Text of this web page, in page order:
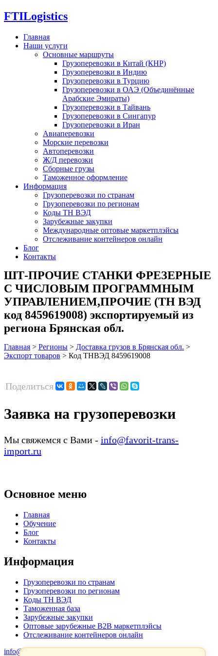
FTILogistics
Главная
Наши услуги
Основные маршруты
Грузоперевозки в Китай (КНР)
Грузоперевозки в Индию
Грузоперевозки в Турцию
Грузоперевозки в ОАЭ (Объединённые
Арабские Эмираты)
Грузоперевозки в Тайвань
Грузоперевозки в Сингапур
Грузоперевозки в Иран
Авиаперевозки
Морские перевозки
Автоперевозки
Ж/Д перевозки
Сборные грузы
Таможенное оформление
Информация
Грузоперевозки по странам
Грузоперевозки по регионам
Коды ТН ВЭД
Зарубежные закупки
Международные оптовые маркетплэйсы
Отслеживание контейнеров онлайн
Блог
Контакты
ШТ-ПРОЧИЕ СТАНКИ ФРЕЗЕРНЫЕ
С ЧИСЛОВЫМ ПРОГРАММНЫМ
УПРАВЛЕНИЕМ,ПРОЧИЕ (ТН ВЭД
код 8459619008) экспортируемый из
региона Брянская обл.
Главная > Регионы > Доставка грузов в Брянская обл. >
Экспорт товаров > Код ТНВЭД 8459619008
Поделиться
Заявка на грузоперевозки
Мы свяжемся с Вами - info@favorit-trans-
import.ru
Основное меню
Главная
Обучение
Блог
Контакты
Информация
Грузоперевозки по странам
Грузоперевозки по регионам
Коды ТН ВЭД
Таможенная база
Зарубежные закупки
Оптовые зарубежные B2B маркетплэйсы
Отслеживание контейнеров онлайн
info@favorit-trans-import.ru